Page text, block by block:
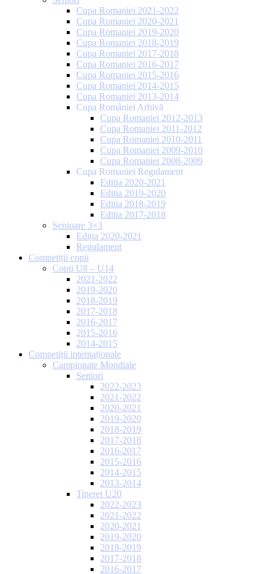
Cupa Romaniei 2021-2022
Cupa Romaniei 2020-2021
Cupa Romaniei 2019-2020
Cupa Romaniei 2018-2019
Cupa Romaniei 2017-2018
Cupa Romaniei 2016-2017
Cupa Romaniei 2015-2016
Cupa Romaniei 2014-2015
Cupa Romaniei 2013-2014
Cupa României Arhivă
Cupa Romaniei 2012-2013
Cupa Romaniei 2011-2012
Cupa Romaniei 2010-2011
Cupa Romaniei 2009-2010
Cupa Romaniei 2008-2009
Cupa Romaniei Regulament
Editia 2020-2021
Editia 2019-2020
Editia 2018-2019
Editia 2017-2018
Senioare 3×3
Ediția 2020-2021
Regulament
Competiții copii
Copii U8 – U14
2021-2022
2019-2020
2018-2019
2017-2018
2016-2017
2015-2016
2014-2015
Competiții internaționale
Campionate Mondiale
Seniori
2022-2023
2021-2022
2020-2021
2019-2020
2018-2019
2017-2018
2016-2017
2015-2016
2014-2015
2013-2014
Tineret U20
2022-2023
2021-2022
2020-2021
2019-2020
2018-2019
2017-2018
2016-2017